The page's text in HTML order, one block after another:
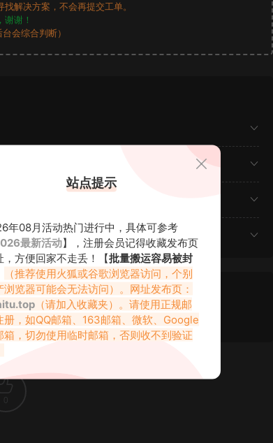
解决方案，不会再提交工单。
谢！
会综合判断）
账号权限！
理。
站点提示
年08月活动热门进行中，具体可参考
最新活动】，注册会员记得收藏发布页
，方便回家不走丢！【批量搬运容易被封
（推荐使用火狐或谷歌浏览器访问，个别
浏览器可能会无法访问）。网址发布页：
（请加入收藏夹）。请使用正规邮
册，如QQ邮箱、163邮箱、微软、Google
箱，切勿使用临时邮箱，否则收不到验证